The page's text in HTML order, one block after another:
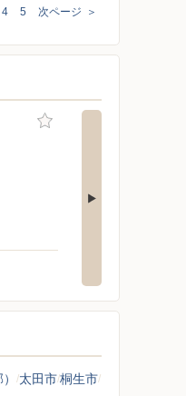
4 5 次ページ ＞
太田市桐生市